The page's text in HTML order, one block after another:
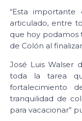
“Esta
articulado, entre
que hoy podamos
de Colón al
José Luis Walser
toda la tarea
fortalecimiento
tranquilidad de
para vacacionar”